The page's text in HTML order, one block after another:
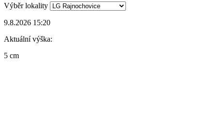
Výběr lokality
9.8.2026 15:20
Aktuální výška:
5 cm